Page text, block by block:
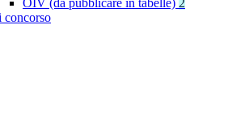
OIV (da pubblicare in tabelle) 2
concorso